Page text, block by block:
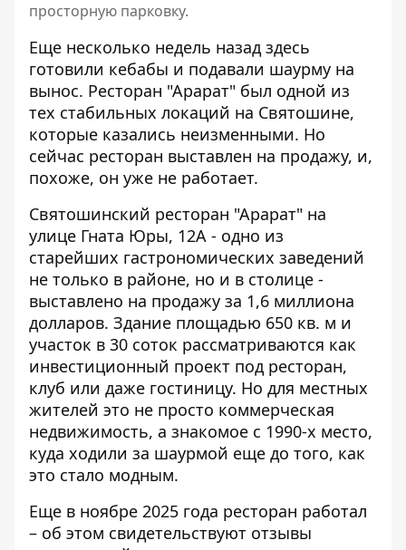
просторную парковку.
Еще несколько недель назад здесь
готовили кебабы и подавали шаурму на
вынос. Ресторан "Арарат" был одной из
тех стабильных локаций на Святошине,
которые казались неизменными. Но
сейчас ресторан выставлен на продажу, и,
похоже, он уже не работает.
Святошинский ресторан "Арарат" на
улице Гната Юры, 12А - одно из
старейших гастрономических заведений
не только в районе, но и в столице -
выставлено на продажу за 1,6 миллиона
долларов. Здание площадью 650 кв. м и
участок в 30 соток рассматриваются как
инвестиционный проект под ресторан,
клуб или даже гостиницу. Но для местных
жителей это не просто коммерческая
недвижимость, а знакомое с 1990-х место,
куда ходили за шаурмой еще до того, как
это стало модным.
Еще в ноябре 2025 года ресторан работал
– об этом свидетельствуют отзывы